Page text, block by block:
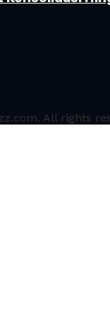
All rights